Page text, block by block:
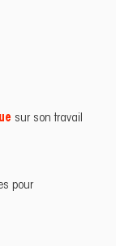
sur son travail
pour